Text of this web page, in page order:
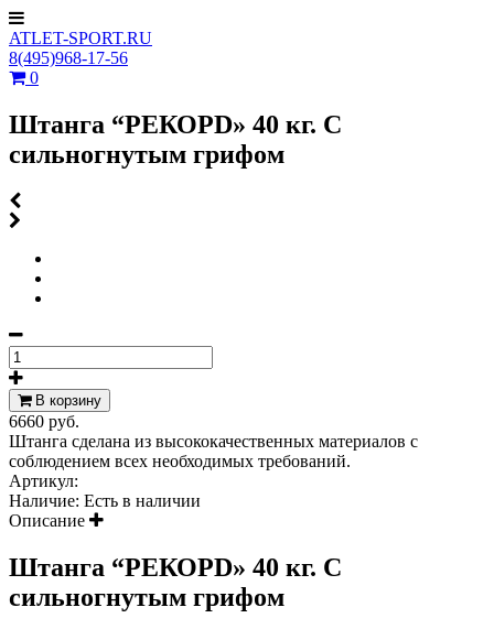
ATLET-SPORT.RU
8(495)968-17-56
0
Штанга “РЕКОРD» 40 кг. С
сильногнутым грифом
В корзину
6660 руб.
Штанга сделана из высококачественных материалов с
соблюдением всех необходимых требований.
Артикул:
Наличие: Есть в наличии
Описание
Штанга “РЕКОРD» 40 кг. С
сильногнутым грифом